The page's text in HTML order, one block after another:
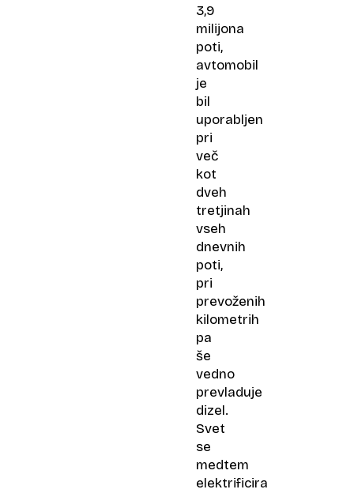
3,9
milijona
poti,
avtomobil
je
bil
uporabljen
pri
več
kot
dveh
tretjinah
vseh
dnevnih
poti,
pri
prevoženih
kilometrih
pa
še
vedno
prevladuje
dizel.
Svet
se
medtem
elektrificira